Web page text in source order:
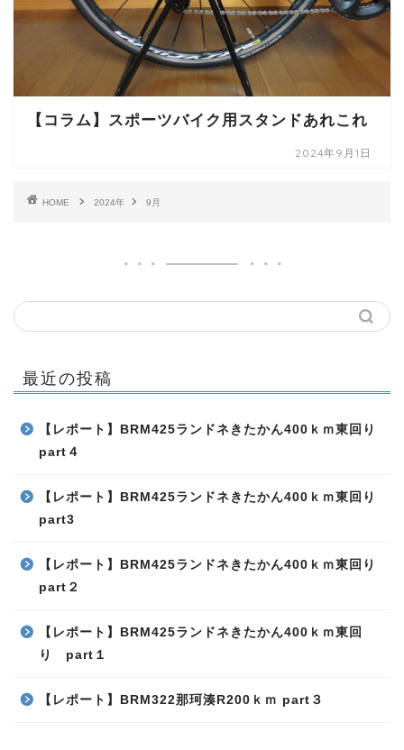
【コラム】スポーツバイク用スタンドあれこれ
2024年9月1日
HOME 2024年 9月
最近の投稿
【レポート】BRM425ランドネきたかん400ｋｍ東回り
part４
【レポート】BRM425ランドネきたかん400ｋｍ東回り
part3
【レポート】BRM425ランドネきたかん400ｋｍ東回り
part２
【レポート】BRM425ランドネきたかん400ｋｍ東回
り part１
【レポート】BRM322那珂湊R200ｋｍ part３